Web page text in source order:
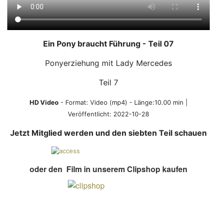
Ein Pony braucht Führung - Teil 07
Ponyerziehung mit Lady Mercedes
Teil 7
HD Video - Format: Video (mp4) - Länge:10.00 min |
Veröffentlicht: 2022-10-28
Jetzt Mitglied werden und den siebten Teil schauen
oder den Film in unserem Clipshop kaufen